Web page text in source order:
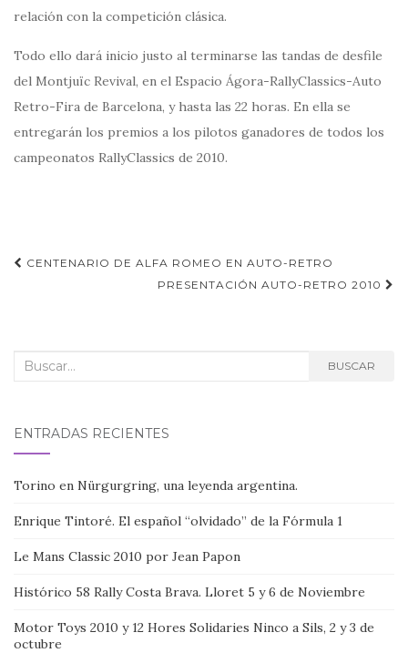
relación con la competición clásica.
Todo ello dará inicio justo al terminarse las tandas de desfile
del Montjuïc Revival, en el Espacio Ágora-RallyClassics-Auto
Retro-Fira de Barcelona, y hasta las 22 horas. En ella se
entregarán los premios a los pilotos ganadores de todos los
campeonatos RallyClassics de 2010.
Navegación
CENTENARIO DE ALFA ROMEO EN AUTO-RETRO
PRESENTACIÓN AUTO-RETRO 2010
Buscar: BUSCAR
ENTRADAS RECIENTES
Torino en Nürgurgring, una leyenda argentina.
Enrique Tintoré. El español “olvidado” de la Fórmula 1
Le Mans Classic 2010 por Jean Papon
Histórico 58 Rally Costa Brava. Lloret 5 y 6 de Noviembre
Motor Toys 2010 y 12 Hores Solidaries Ninco a Sils, 2 y 3 de
octubre